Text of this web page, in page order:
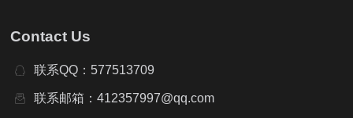
Contact Us
联系QQ：577513709
联系邮箱：412357997@qq.com